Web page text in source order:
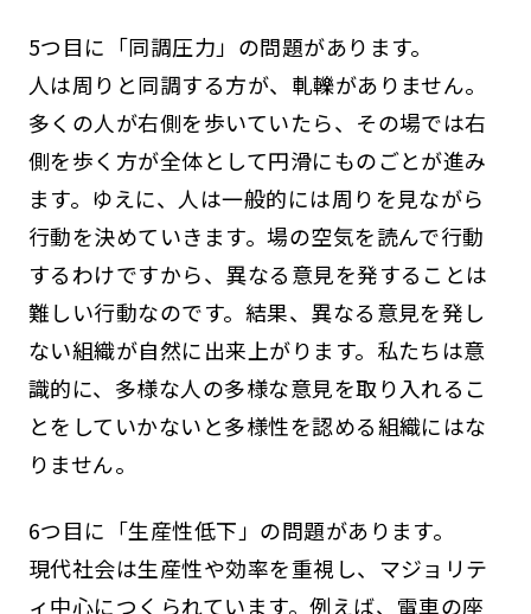
5つ目に「同調圧力」の問題があります。
人は周りと同調する方が、軋轢がありません。
多くの人が右側を歩いていたら、その場では右
側を歩く方が全体として円滑にものごとが進み
ます。ゆえに、人は一般的には周りを見ながら
行動を決めていきます。場の空気を読んで行動
するわけですから、異なる意見を発することは
難しい行動なのです。結果、異なる意見を発し
ない組織が自然に出来上がります。私たちは意
識的に、多様な人の多様な意見を取り入れるこ
とをしていかないと多様性を認める組織にはな
りません。
6つ目に「生産性低下」の問題があります。
現代社会は生産性や効率を重視し、マジョリテ
ィ中心につくられています。例えば、電車の座